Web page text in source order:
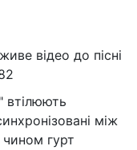
втілюють
між
гурт